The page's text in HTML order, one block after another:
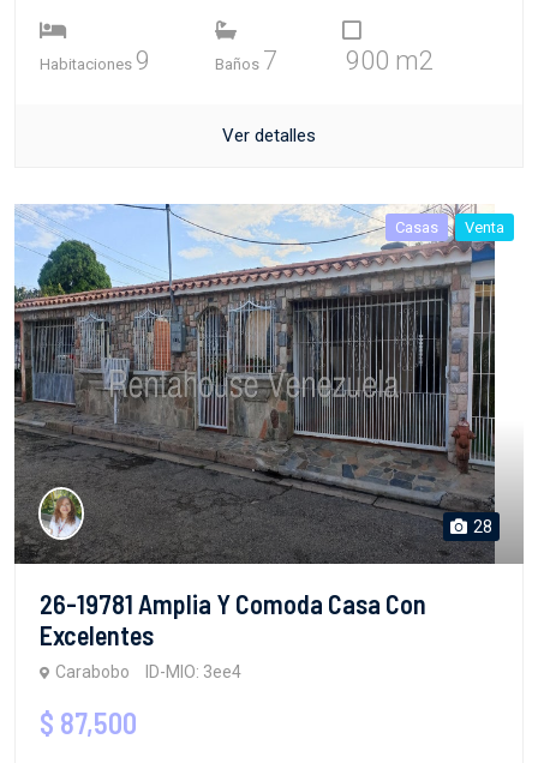
Habitaciones 9 Baños 7 900 m2
Ver detalles
Casas Venta
28
26-19781 Amplia Y Comoda Casa Con
Excelentes
Carabobo ID-MIO: 3ee4
$ 87,500